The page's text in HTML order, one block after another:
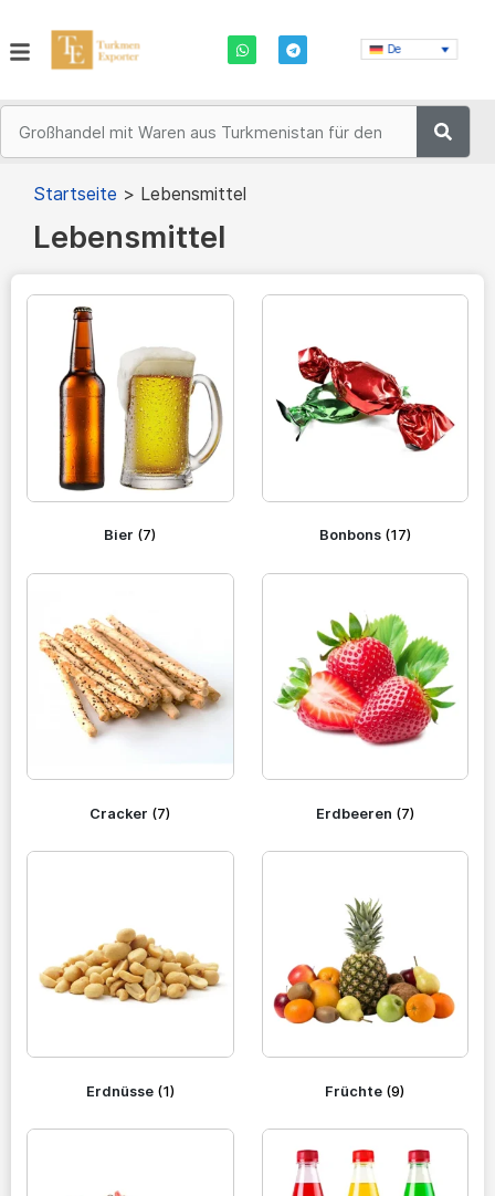
De
Startseite > Lebensmittel
Lebensmittel
Bier (7) Bonbons (17)
Cracker (7) Erdbeeren (7)
Erdnüsse (1) Früchte (9)